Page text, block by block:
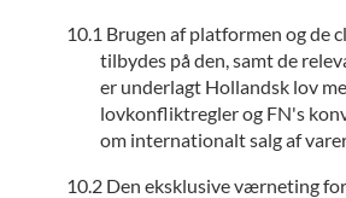
Brugen af platformen og de
tilbydes på den, samt de
er underlagt Hollandsk lov
lovkonfliktregler og FN's
om internationalt salg af
Den eksklusive værneting